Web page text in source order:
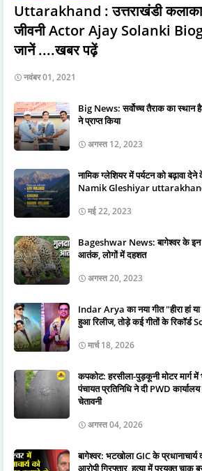
Uttarakhand : उत्तराखंडी
जीवनी Actor Ajay Solanki
जानें ....खबर पढ़ें
नवंबर 01, 2021
Big News: सर्वोच्च तैराक का स्थान
ने प्राप्त किया
अगस्त 12, 2023
नामिक ग्लेशियर में पर्यटन को बढ़ावा
Namik Gleshiyar
मई 22, 2023
Bageshwar News: बागेश्वर के इन
आतंक, लोगों में दहशत
अगस्त 20, 2023
Indar Arya का नया गीत "हीरा हां
हुआ रिलीज, तोड़े कई गीतों के रिकॉर्ड
मार्च 18, 2026
कपकोट: हरसीला-पुड़कूनी मोटर मार्ग में
पंचायत प्रतिनिधि ने दी PWD
चेतावनी
अगस्त 04, 2026
बागेश्वर: भटखोला GIC के
आरोपी गिरफ्तार, हत्या में प्रयुक्त चाकू